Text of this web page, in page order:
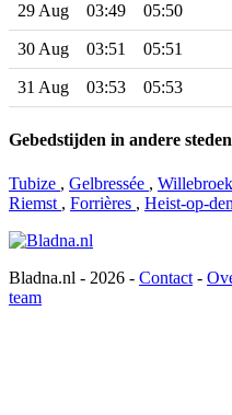
29 Aug 03:49 05:50
30 Aug 03:51 05:51
31 Aug 03:53 05:53
Gebedstijden in andere
Tubize , Gelbressée , Willebroek
Riemst , Forrières , Heist-op-
Bladna.nl - 2026 - Contact -
team